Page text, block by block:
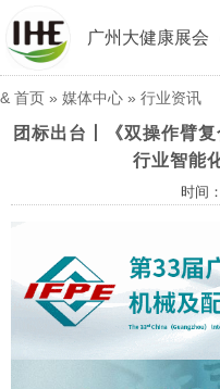
广州大健康展会
& 首页 » 媒体中心 » 行业资讯
团标出台丨《双操作臂
行业智能
时间：